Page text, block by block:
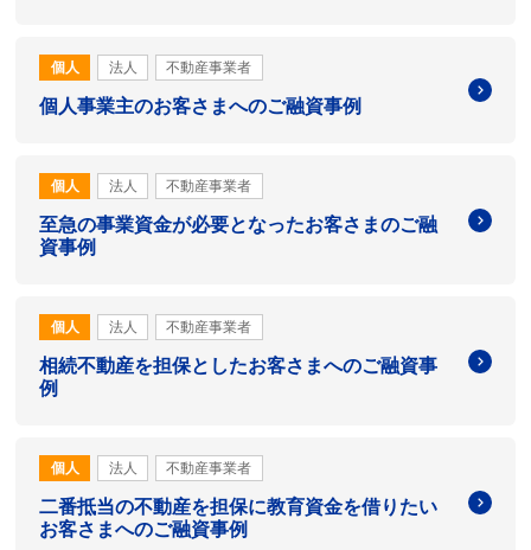
個人 法人 不動産事業者
個人事業主のお客さまへのご融資事例
個人 法人 不動産事業者
至急の事業資金が必要となったお客さまのご融
資事例
個人 法人 不動産事業者
相続不動産を担保としたお客さまへのご融資事
例
個人 法人 不動産事業者
二番抵当の不動産を担保に教育資金を借りたい
お客さまへのご融資事例